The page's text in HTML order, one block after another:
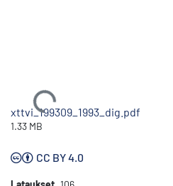
Ladataan...
xttvi_199309_1993_dig.pdf
1.33 MB
CC BY 4.0